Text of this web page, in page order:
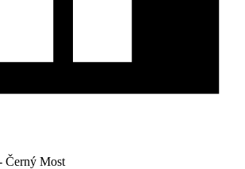
Černý Most